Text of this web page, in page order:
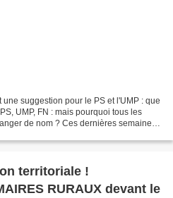
suggestion pour le PS et l'UMP : que
UMP, FN : mais pourquoi tous les
de nom ? Ces dernières semaines,
territoriale !
RURAUX devant le